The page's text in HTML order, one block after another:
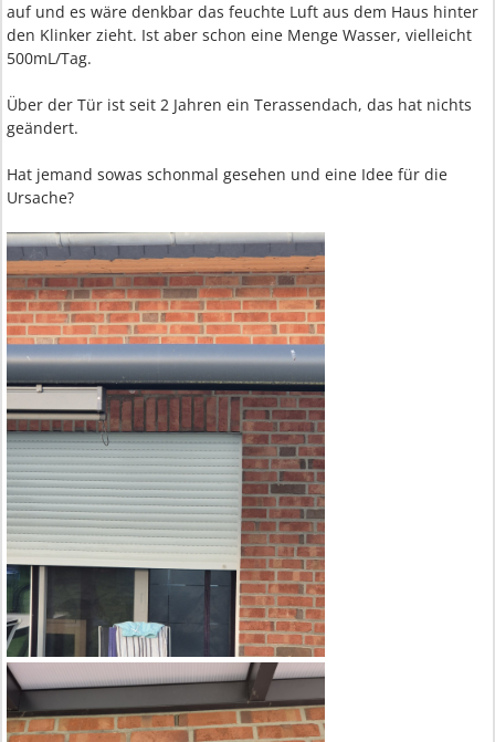
auf und es wäre denkbar das feuchte Luft aus dem Haus hinter
den Klinker zieht. Ist aber schon eine Menge Wasser, vielleicht
500mL/Tag.
Über der Tür ist seit 2 Jahren ein Terassendach, das hat nichts
geändert.
Hat jemand sowas schonmal gesehen und eine Idee für die
Ursache?